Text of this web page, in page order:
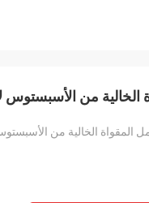
من الأسبستوس
المقواة الخالية من